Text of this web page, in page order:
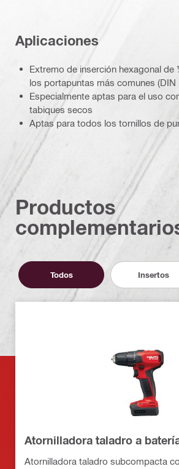
Aplicaciones
Extremo de inserción hexagonal
los portapuntas más comunes (DIN
Especialmente aptas para el uso
tabiques secos
Aptas para todos los tornillos de
Productos
Todos Insertos
Atornilladora taladro a
Atornilladora taladro subcompacta